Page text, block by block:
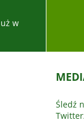
w
Śledź